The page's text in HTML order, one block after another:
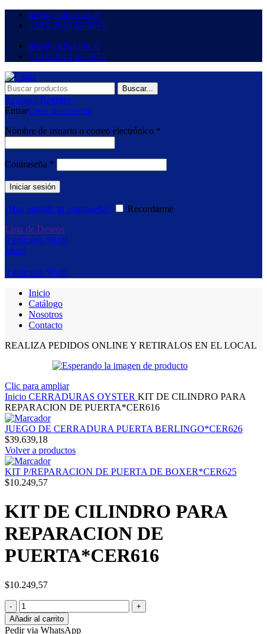
info@cadis.com.ar
‪+54 9 2613 63‑3971‬
info@cadis.com.ar
‪+54 9 2613 63‑3971‬
Buscar...
Acceso / Registro
EntrarCrear una cuenta
Nombre de usuario o correo electrónico *
Contraseña *
Iniciar sesión
¿Has perdido tu contraseña?
Recordarme
Lista de Deseos
0 artículos $0,00
Menú
0 artículos $0,00
Inicio
Catálogo
Nosotros
Contacto
REALIZA PEDIDOS ONLINE Y RETIRALOS EN EL LOCAL
Clic para ampliar
Inicio CERRADURAS OYSTER KIT DE CILINDRO PARA
REPARACION DE PUERTA*CER616
JUEGO DE CERRADURA PUERTA BERLINGO*CER626
$39.639,18
Volver a productos
KIT P/REPARACION DE PUERTA DE BOXER*CER625
$10.249,57
KIT DE CILINDRO PARA
REPARACION DE
PUERTA*CER616
$10.249,57
Añadir al carrito
Pedir via WhatsApp